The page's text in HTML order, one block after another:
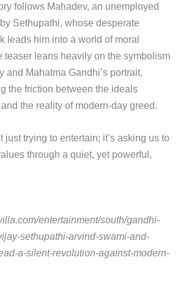
follows Mahadev, an unemployed
Sethupathi, whose desperate
leads him into a world of moral
teaser leans heavily on the symbolism
and Mahatma Gandhi’s portrait,
the friction between the ideals
the reality of modern-day greed.
just trying to entertain; it’s asking us to
through a quiet, yet powerful,
entertainment/south/gandhi-
sethupathi-arvind-swami-and-
a-silent-revolution-against-modern-